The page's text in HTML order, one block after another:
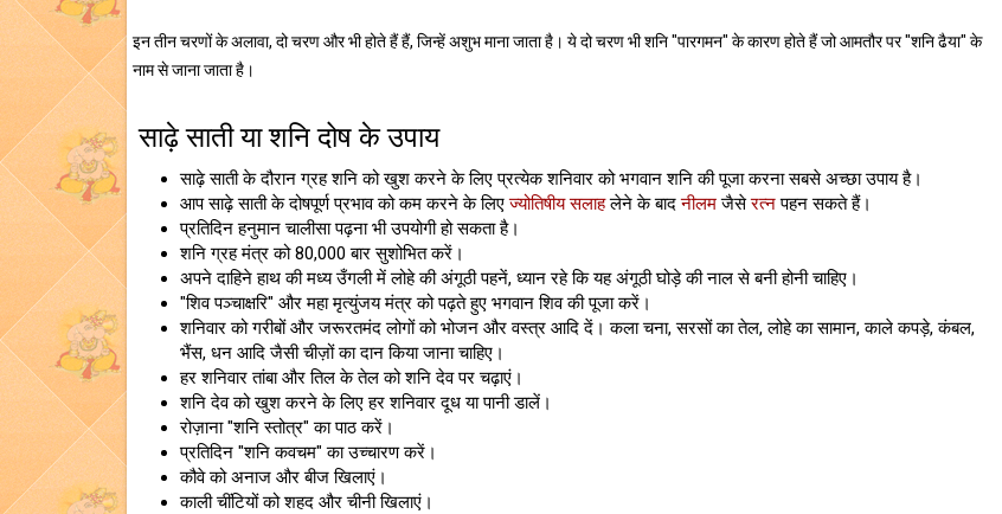
इन तीन चरणों के अलावा, दो चरण और भी होते हैं हैं, जिन्हें अशुभ माना जाता है। ये दो चरण भी शनि "पारगमन" के कारण होते हैं जो आमतौर पर "शनि ढैया" के
नाम से जाना जाता है।
साढ़े साती या शनि दोष के उपाय
साढ़े साती के दौरान ग्रह शनि को खुश करने के लिए प्रत्येक शनिवार को भगवान शनि की पूजा करना सबसे अच्छा उपाय है।
आप साढ़े साती के दोषपूर्ण प्रभाव को कम करने के लिएज्योतिषीय सलाहलेने के बादनीलमजैसेरत्नपहन सकते हैं।
प्रतिदिन हनुमान चालीसा पढ़ना भी उपयोगी हो सकता है।
शनि ग्रह मंत्र को 80,000 बार सुशोभित करें।
अपने दाहिने हाथ की मध्य उँगली में लोहे की अंगूठी पहनें, ध्यान रहे कि यह अंगूठी घोड़े की नाल से बनी होनी चाहिए।
"शिव पञ्चाक्षरि" और महा मृत्युंजय मंत्र को पढ़ते हुए भगवान शिव की पूजा करें।
शनिवार को गरीबों और जरूरतमंद लोगों को भोजन और वस्त्र आदि दें। कला चना, सरसों का तेल, लोहे का सामान, काले कपड़े, कंबल,
भैंस, धन आदि जैसी चीज़ों का दान किया जाना चाहिए।
हर शनिवार तांबा और तिल के तेल को शनि देव पर चढ़ाएं।
शनि देव को खुश करने के लिए हर शनिवार दूध या पानी डालें।
रोज़ाना "शनि स्तोत्र" का पाठ करें।
प्रतिदिन "शनि कवचम" का उच्चारण करें।
कौवे को अनाज और बीज खिलाएं।
काली चींटियों को शहद और चीनी खिलाएं।